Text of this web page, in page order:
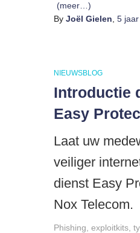
(meer…)
By Joël Gielen 5 jaar
NIEUWSBLOG
Introductie
Easy
Laat uw
veiliger
dienst Easy
Nox Telecom.
Phishing, exploitkits,